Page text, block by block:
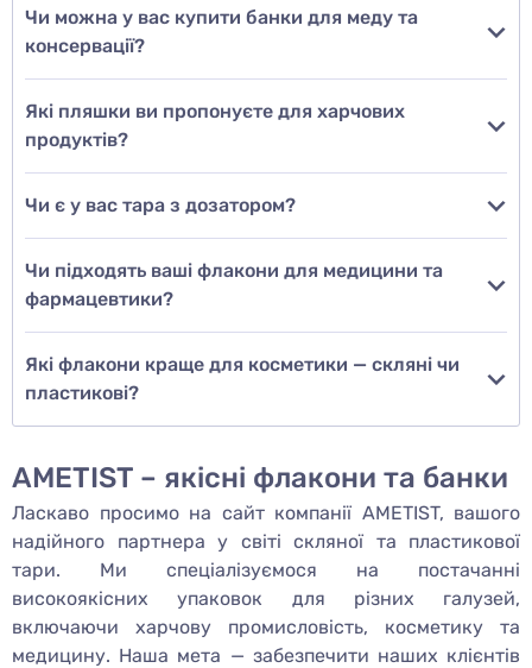
Чи можна у вас купити банки для меду та
консервації?
Які пляшки ви пропонуєте для харчових
продуктів?
Чи є у вас тара з дозатором?
Чи підходять ваші флакони для медицини та
фармацевтики?
Які флакони краще для косметики — скляні чи
пластикові?
AMETIST – якісні флакони та банки
Ласкаво просимо на сайт компанії AMETIST, вашого
надійного партнера у світі скляної та пластикової
тари. Ми спеціалізуємося на постачанні
високоякісних упаковок для різних галузей,
включаючи харчову промисловість, косметику та
медицину. Наша мета — забезпечити наших клієнтів